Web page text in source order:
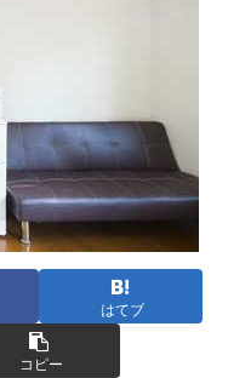
はてブ
コピー